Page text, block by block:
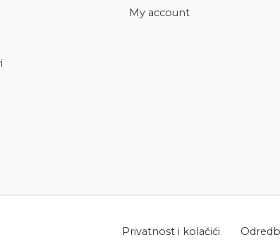
My account
Privatnost i kolačići